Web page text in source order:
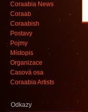
Coraabia News
Coraab
Coraabish
Postavy
Pojmy
Místopis
Organizace
Časová osa
Coraabia Artists
Odkazy